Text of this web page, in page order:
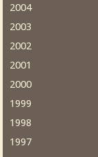
2004
2003
2002
2001
2000
1999
1998
1997